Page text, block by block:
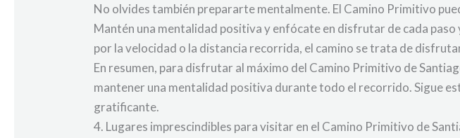
No olvides también prepararte mentalmente. El Camino Primitivo
Mantén una mentalidad positiva y enfócate en disfrutar de cada
por la velocidad o la distancia recorrida, el camino se trata de
En resumen, para disfrutar al máximo del Camino Primitivo de
mantener una mentalidad positiva durante todo el recorrido. Sigue
gratificante.
4. Lugares imprescindibles para visitar en el Camino Primitivo de